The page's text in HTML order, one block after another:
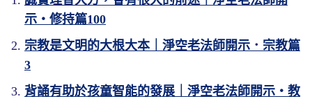
示・修持篇100
宗教是文明的大根大本｜淨空老法師開示．宗教篇
3
背誦有助於孩童智能的發展｜淨空老法師開示・教